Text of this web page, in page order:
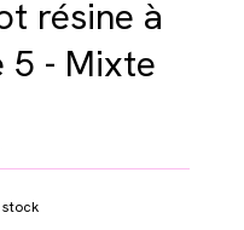
résine à
5 - Mixte